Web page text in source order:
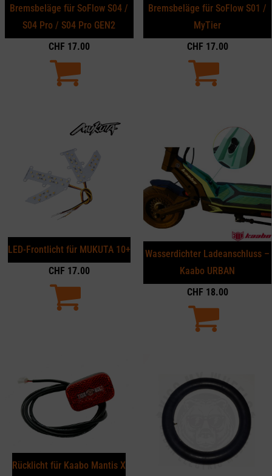
Bremsbeläge für SoFlow S04 /
S04 Pro / S04 Pro GEN2
CHF 17.00
Bremsbeläge für SoFlow S01 /
MyTier
CHF 17.00
LED-Frontlicht für MUKUTA 10+
CHF 17.00
Wasserdichter Ladeanschluss –
Kaabo URBAN
CHF 18.00
Rücklicht für Kaabo Mantis X